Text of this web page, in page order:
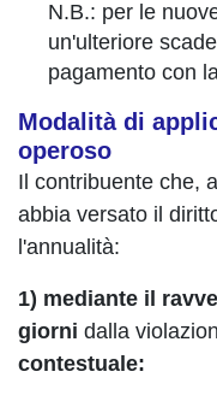
N.B.: per le
un'ulteriore
pagamento con
Modalità di
operoso
Il contribuente che,
abbia versato il
l'annualità:
1) mediante il
giorni dalla
contestuale: